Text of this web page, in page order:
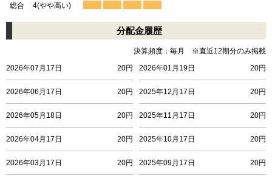
総合 4(やや高い)
分配金履歴
決算頻度：毎月 ※直近12期分のみ掲載
2026年07月17日
20円
2026年06月17日 20円
2026年05月18日 20円
2026年04月17日 20円
2026年03月17日 20円
2026年01月19日 20円
2025年12月17日 20円
2025年11月17日 20円
2025年10月17日 20円
2025年09月17日 20円